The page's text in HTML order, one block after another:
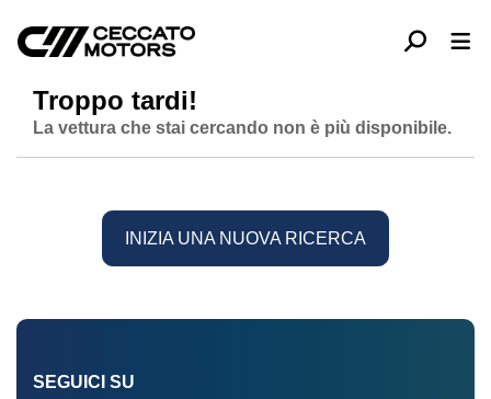
Troppo tardi!
La vettura che stai cercando non è più disponibile.
INIZIA UNA NUOVA RICERCA
SEGUICI SU